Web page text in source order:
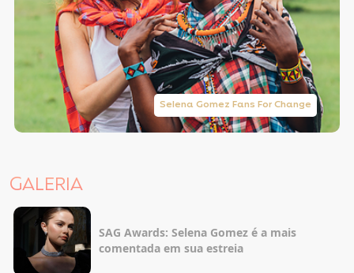
Selena Gomez Fans For Change
GALERIA
SAG Awards: Selena Gomez é a mais
comentada em sua estreia